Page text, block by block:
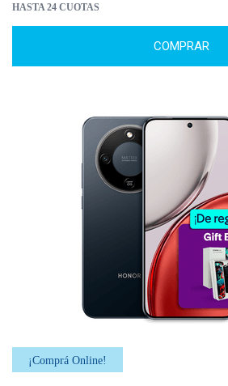
HASTA 24 CUOTAS
COMPRAR
¡Comprá Online!